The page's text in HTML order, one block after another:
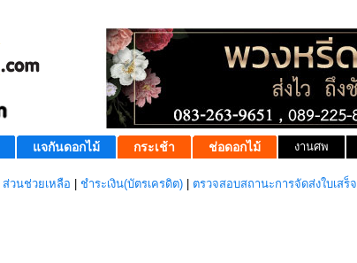
แจกันดอกไม้ กระเช้า ช่อดอกไม้ งานศพ
ส่วนช่วยเหลือ ชำระเงิน(บัตรเครดิต) ตรวจสอบสถานะการจัดส่งใบเสร็จ